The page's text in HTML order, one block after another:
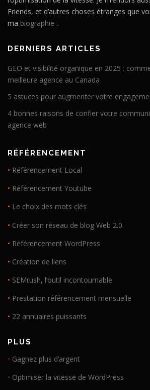
Friends, et d’autres choses étranges que
ma biographie .
DERNIERS ARTICLES
GEO et visibilité organique en 2025 :
meilleure agence au Canada
5 astuces pour augmenter votre
4 bonnes raisons de confier votre
agence web
RÉFÉRENCEMENT
• Référencement Local
• Référencement Youtube
• Le choix des mots clés
• Créer son réseau de blog Web 2.0
• Référencement WordPress
• Création de liens
• SEMrush, l’outil incontournable
• Prestation référencement mensuelle
• 22 annuaires puissants
PLUS
• Gagnez plus d’argent
• Optimiser la vitesse de WordPress